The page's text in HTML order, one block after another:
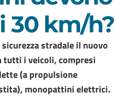
30 km/h?
stradale il nuovo
tutti i veicoli, compresi
(a propulsione
monopattini elettrici.